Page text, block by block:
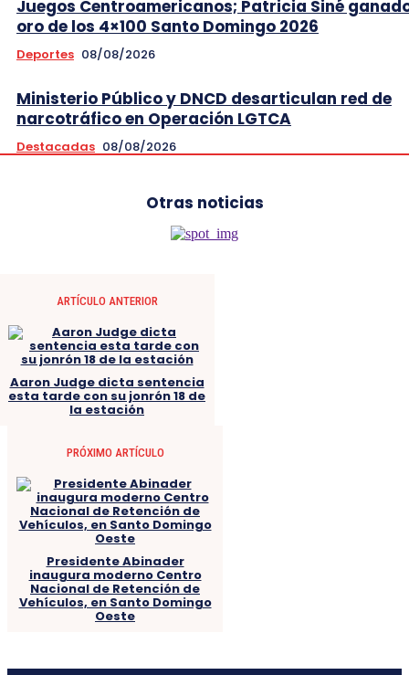
Juegos Centroamericanos; Patricia Siné
oro de los 4×100 Santo Domingo 2026
Deportes 08/08/2026
Ministerio Público y DNCD desarticulan red de
narcotráfico en Operación LGTCA
Destacadas 08/08/2026
Otras noticias
ARTÍCULO ANTERIOR
Aaron Judge dicta sentencia
esta tarde con su jonrón 18 de
la estación
PRÓXIMO ARTÍCULO
Presidente Abinader
inaugura moderno Centro
Nacional de Retención de
Vehículos, en Santo Domingo
Oeste